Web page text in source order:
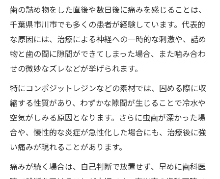
歯の詰め物素材ごとに異なる痛みやすさの
違い
歯の詰め物の形状と噛み合わせ不良のリス
ク
歯の詰め物と神経の距離が痛みに与える影
響
市川市で選ばれている歯の詰め物の特徴解
説
違和感や冷たい刺激を感じた時のポイント
歯の詰め物が原因の冷感と違和感の正体と
歯の詰め物をした直後や数日後に痛みを感じることは、
千葉県市川市でも多くの患者が経験しています。代表的
な原因には、治療による神経への一時的な刺激や、詰め
物と歯の間に隙間ができてしまった場合、また噛み合わ
せの微妙なズレなどが挙げられます。
特にコンポジットレジンなどの素材では、固める際に収
縮する性質があり、わずかな隙間が生じることで冷水や
空気がしみる原因となります。さらに虫歯が深かった場
合や、慢性的な炎症が急性化した場合にも、治療後に強
い痛みが現れることがあります。
痛みが続く場合は、自己判断で放置せず、早めに歯科医